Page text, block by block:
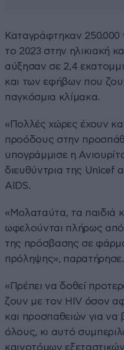
Καταγράφτηκαν 250.000
το 2023 στην ηλικιακή
αύξησαν σε 2,4
και των εφήβων που
παγκόσμια κλίμακα.
«Πολλές χώρες έχουν
προόδους στην
υπογράμμισε η
διευθύντρια της Unicef
AIDS.
«Μολαταύτα, τα παιδιά
ωφελούνται πλήρως
της πρόσβασης σε
πρόληψης», παρατήρησε.
«Πρέπει να δοθεί
ζουν με τον HIV όσον
και προσπαθειών για να
όλους, κι αυτό
καινοτόμων